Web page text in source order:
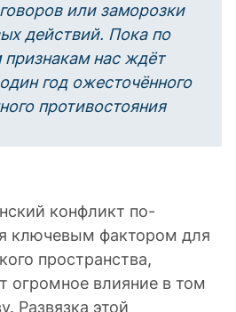
или заморозки
действий. Пока по
признакам нас ждёт
год ожесточённого
противостояния
конфликт по-
ключевым фактором для
пространства,
огромное влияние в том
Развязка этой